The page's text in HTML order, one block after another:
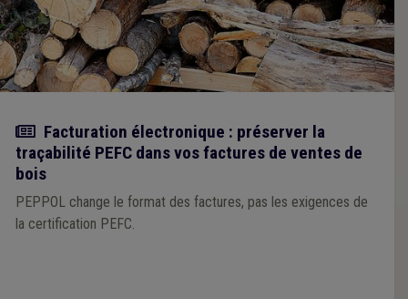
Actualité
Facturation électronique : préserver la
traçabilité PEFC dans vos factures de ventes de
bois
PEPPOL change le format des factures, pas les exigences de
la certification PEFC.